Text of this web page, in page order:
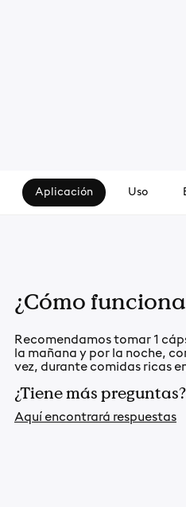
Aplicación Uso
¿Cómo
Recomendamos tomar 1
la mañana y por la noche,
vez, durante comidas ricas
¿Tiene más preguntas?
Aquí encontrará respuestas